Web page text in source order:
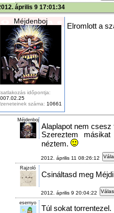
április 9 17:01:34
Méjdenboj
időpontja:
száma: 10661
Elromlott a
Méjdenboj
Alaplapot nem
Szereztem
néztem.
2012. április 11 08:26:12
Rajzoló
Csináltasd meg
2012. április 9 20:04:22
esernyo
Túl sokat torrentezel.